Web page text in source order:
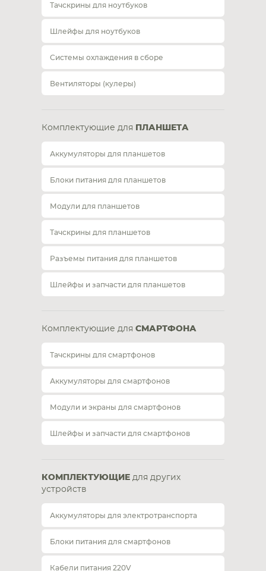
Тачскрины для ноутбуков
Шлейфы для ноутбуков
Системы охлаждения в сборе
Вентиляторы (кулеры)
Комплектующие для ПЛАНШЕТА
Аккумуляторы для планшетов
Блоки питания для планшетов
Модули для планшетов
Тачскрины для планшетов
Разъемы питания для планшетов
Шлейфы и запчасти для планшетов
Комплектующие для СМАРТФОНА
Тачскрины для смартфонов
Аккумуляторы для смартфонов
Модули и экраны для смартфонов
Шлейфы и запчасти для смартфонов
КОМПЛЕКТУЮЩИЕ для других
устройств
Аккумуляторы для электротранспорта
Блоки питания для смартфонов
Кабели питания 220V